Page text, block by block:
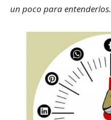
un poco para entenderlos.